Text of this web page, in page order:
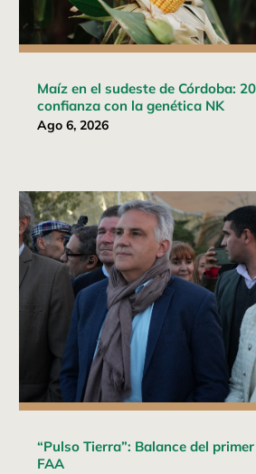
Maíz en el sudeste de Córdoba:
confianza con la genética NK
Ago 6, 2026
“Pulso Tierra”: Balance del
FAA